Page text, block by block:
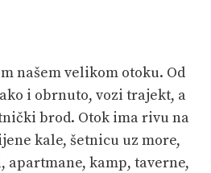
našem velikom otoku. Od
i obrnuto, vozi trajekt, a
brod. Otok ima rivu na
kale, šetnicu uz more,
apartmane, kamp, taverne,